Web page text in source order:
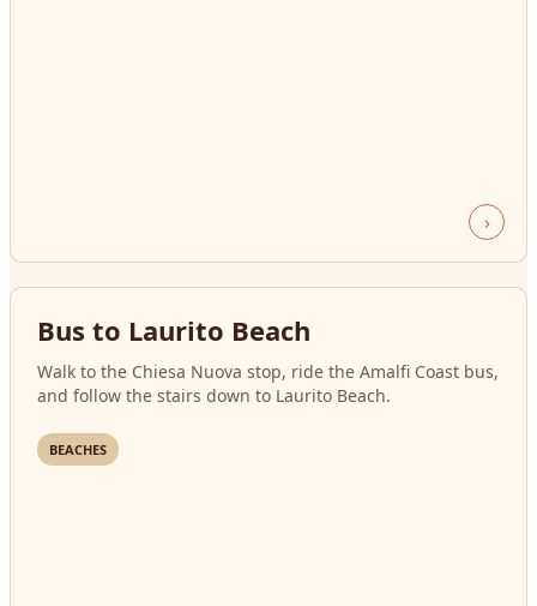
›
Bus to Laurito Beach
Walk to the Chiesa Nuova stop, ride the Amalfi Coast bus,
and follow the stairs down to Laurito Beach.
BEACHES